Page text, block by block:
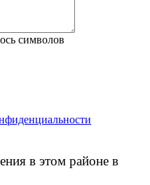
символов
в этом районе в